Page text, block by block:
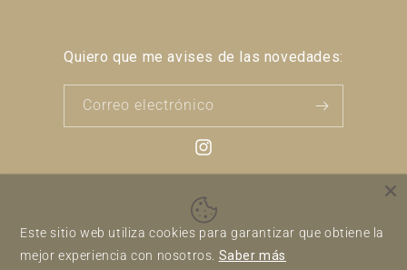
Quiero que me avises de las novedades:
Correo electrónico
Instagram
Este sitio web utiliza cookies para garantizar que obtiene la
mejor experiencia con nosotros. Saber más